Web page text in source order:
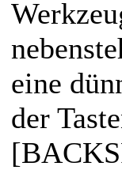
eine
der